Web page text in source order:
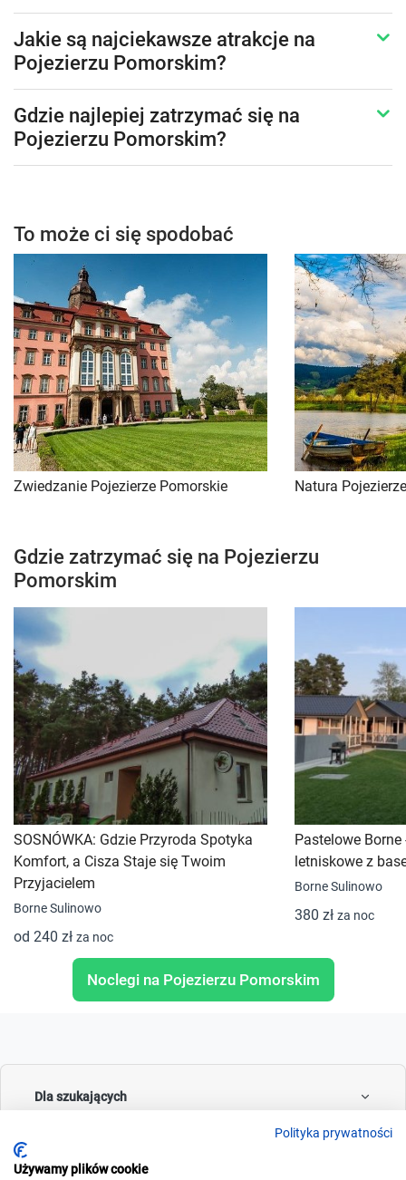
Jakie są najciekawsze atrakcje na
Pojezierzu Pomorskim?
Gdzie najlepiej zatrzymać się na
Pojezierzu Pomorskim?
To może ci się spodobać
Zwiedzanie Pojezierze Pomorskie Natura
Gdzie zatrzymać się na Pojezierzu
Pomorskim
SOSNÓWKA: Gdzie Przyroda Spotyka
Komfort, a Cisza Staje się Twoim
Przyjacielem
Borne Sulinowo
od 240 zł za noc
Pastelowe
letniskowe z
Borne Sulinowo
380 zł za noc
Noclegi na Pojezierzu Pomorskim
Dla szukających
Polityka prywatności
Używamy plików cookie